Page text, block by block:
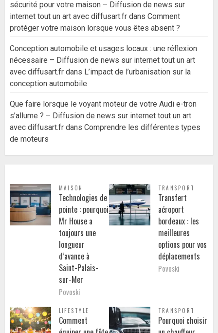
sécurité pour votre maison – Diffusion de news sur
internet tout un art avec diffusart.fr dans Comment
protéger votre maison lorsque vous êtes absent ?
Conception automobile et usages locaux : une réflexion
nécessaire – Diffusion de news sur internet tout un art
avec diffusart.fr dans L’impact de l’urbanisation sur la
conception automobile
Que faire lorsque le voyant moteur de votre Audi e-tron
s’allume ? – Diffusion de news sur internet tout un art
avec diffusart.fr dans Comprendre les différentes types
de moteurs
MAISON
Technologies de
pointe : pourquoi
Mr House a
toujours une
longueur
d’avance à
Saint-Palais-
sur-Mer
Povoski
TRANSPORT
Transfert
aéroport
bordeaux : les
meilleures
options pour vos
déplacements
Povoski
LIFESTYLE
Comment
TRANSPORT
Pourquoi choisir